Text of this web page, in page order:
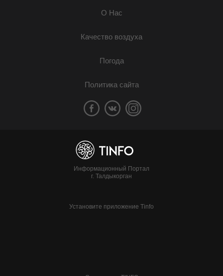
О Нас
Качество воздуха
Погода
Политика сайта
Информационный Портал
г. Талдыкорган
Установите приложение Tinfo